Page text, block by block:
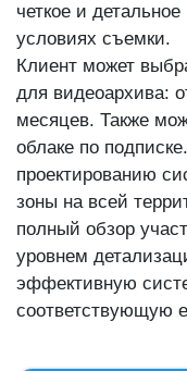
четкое и
условиях съемки.
Клиент может
для видеоархива:
месяцев. Также
облаке по
проектированию
зоны на всей
полный обзор
уровнем
эффективную
соответствующую